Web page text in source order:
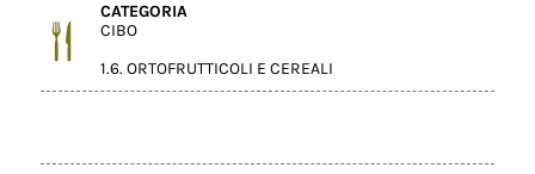
CATEGORIA
CIBO
1.6. ORTOFRUTTICOLI E CEREALI